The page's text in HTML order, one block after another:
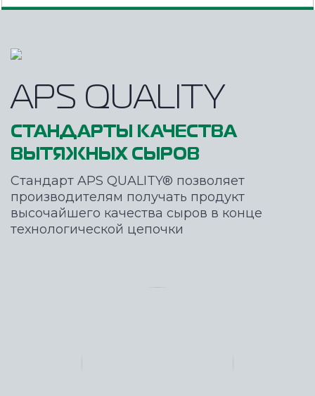
APS QUALITY
СТАНДАРТЫ КАЧЕСТВА
ВЫТЯЖНЫХ СЫРОВ
Стандарт APS QUALITY® позволяет
производителям получать продукт
высочайшего качества сыров в конце
технологической цепочки